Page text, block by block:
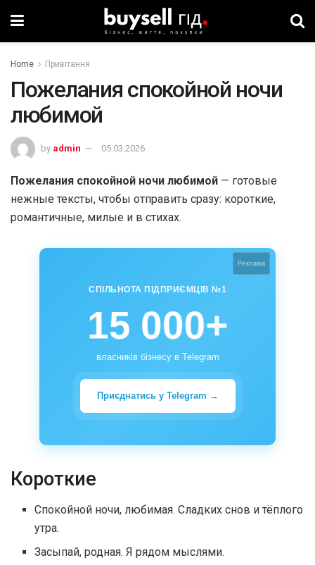
Home Привітання
Пожелания спокойной ночи
любимой
by admin 05.03.2026
Пожелания спокойной ночи любимой — готовые
нежные тексты, чтобы отправить сразу: короткие,
романтичные, милые и в стихах.
Реклама
СПІЛЬНОТА ПІДПРИЄМЦІВ №1
15 000+
власників бізнесу в Telegram
Приєднатись у Telegram →
Короткие
Спокойной ночи, любимая. Сладких снов и тёплого
утра.
Засыпай, родная. Я рядом мыслями.